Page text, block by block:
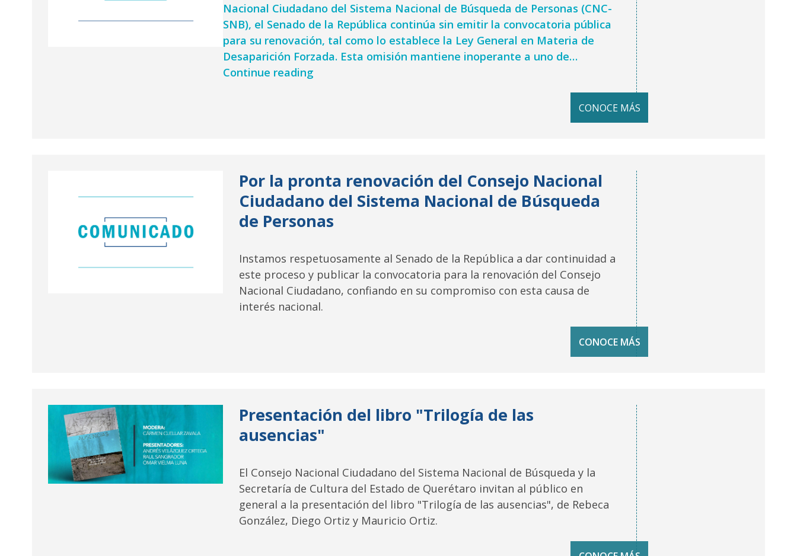
Nacional Ciudadano del Sistema Nacional de Búsqueda de Personas (CNC-
SNB), el Senado de la República continúa sin emitir la convocatoria pública
para su renovación, tal como lo establece la Ley General en Materia de
Desaparición Forzada. Esta omisión mantiene inoperante a uno de…
Continue reading
el
Senado
debe
actuar
CONOCE MÁS
Por la pronta renovación del Consejo Nacional
Ciudadano del Sistema Nacional de Búsqueda
de Personas
Instamos respetuosamente al Senado de la República a dar continuidad a
este proceso y publicar la convocatoria para la renovación del Consejo
Nacional Ciudadano, confiando en su compromiso con esta causa de
interés nacional.
CONOCE MÁS
Presentación del libro "Trilogía de las
ausencias"
El Consejo Nacional Ciudadano del Sistema Nacional de Búsqueda y la
Secretaría de Cultura del Estado de Querétaro invitan al público en
general a la presentación del libro "Trilogía de las ausencias", de Rebeca
González, Diego Ortiz y Mauricio Ortiz.